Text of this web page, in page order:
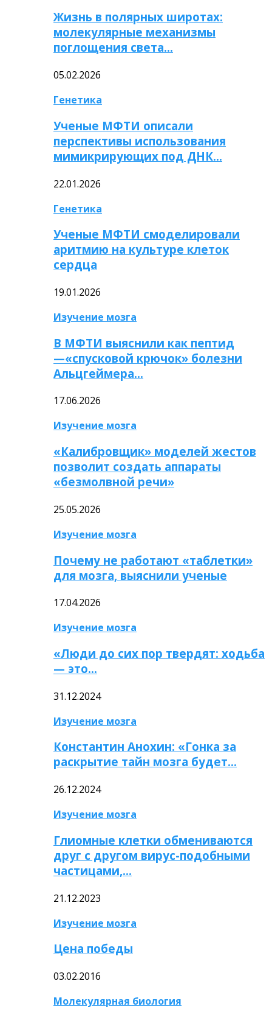
Жизнь в полярных широтах:
молекулярные механизмы
поглощения света…
05.02.2026
Генетика
Ученые МФТИ описали
перспективы использования
мимикрирующих под ДНК…
22.01.2026
Генетика
Ученые МФТИ смоделировали
аритмию на культуре клеток
сердца
19.01.2026
Изучение мозга
В МФТИ выяснили как пептид
—«спусковой крючок» болезни
Альцгеймера…
17.06.2026
Изучение мозга
«Калибровщик» моделей жестов
позволит создать аппараты
«безмолвной речи»
25.05.2026
Изучение мозга
Почему не работают «таблетки»
для мозга, выяснили ученые
17.04.2026
Изучение мозга
«Люди до сих пор твердят: ходьба
— это…
31.12.2024
Изучение мозга
Константин Анохин: «Гонка за
раскрытие тайн мозга будет…
26.12.2024
Изучение мозга
Глиомные клетки обмениваются
друг с другом вирус-подобными
частицами,…
21.12.2023
Изучение мозга
Цена победы
03.02.2016
Молекулярная биология